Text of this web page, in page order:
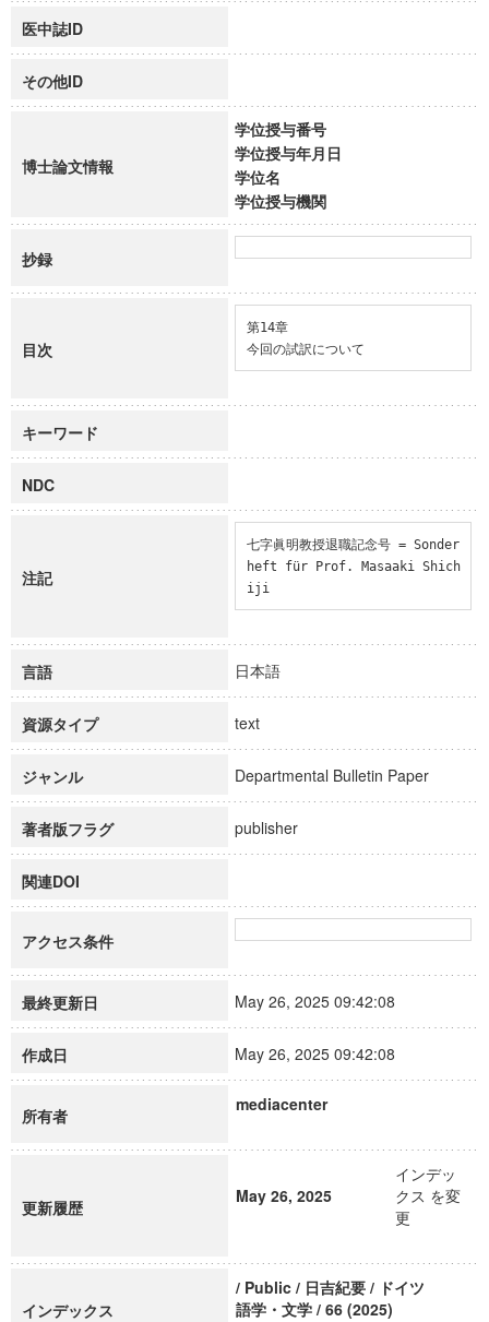
医中誌ID
その他ID
博士論文情報
学位授与番号
学位授与年月日
学位名
学位授与機関
抄録
目次
第14章
今回の試訳について
キーワード
NDC
注記
七字眞明教授退職記念号 = Sonder
heft für Prof. Masaaki Shich
iji
言語 日本語
資源タイプ text
ジャンル Departmental Bulletin Paper
著者版フラグ publisher
関連DOI
アクセス条件
最終更新日 May 26, 2025 09:42:08
作成日 May 26, 2025 09:42:08
所有者
mediacenter
更新履歴
May 26, 2025
インデッ
クス を変
更
インデックス
/ Public / 日吉紀要 / ドイツ
語学・文学 / 66 (2025)